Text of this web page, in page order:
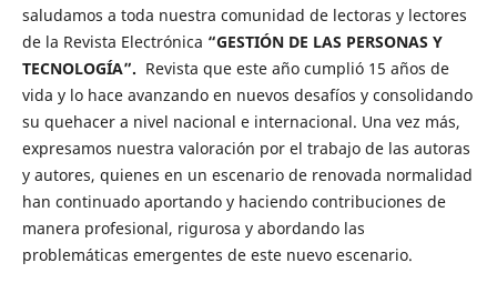
saludamos a toda nuestra comunidad de lectoras y lectores
de la Revista Electrónica “GESTIÓN DE LAS PERSONAS Y
TECNOLOGÍA”. Revista que este año cumplió 15 años de
vida y lo hace avanzando en nuevos desafíos y consolidando
su quehacer a nivel nacional e internacional. Una vez más,
expresamos nuestra valoración por el trabajo de las autoras
y autores, quienes en un escenario de renovada normalidad
han continuado aportando y haciendo contribuciones de
manera profesional, rigurosa y abordando las
problemáticas emergentes de este nuevo escenario.